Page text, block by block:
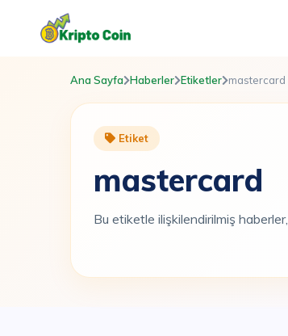
Ana Sayfa Haberler Etiketler mastercard
Etiket
mastercard
Bu etiketle ilişkilendirilmiş